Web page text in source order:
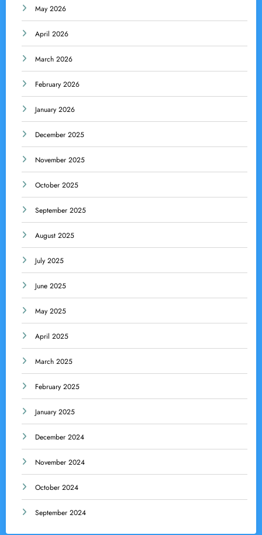
May 2026
April 2026
March 2026
February 2026
January 2026
December 2025
November 2025
October 2025
September 2025
August 2025
July 2025
June 2025
May 2025
April 2025
March 2025
February 2025
January 2025
December 2024
November 2024
October 2024
September 2024